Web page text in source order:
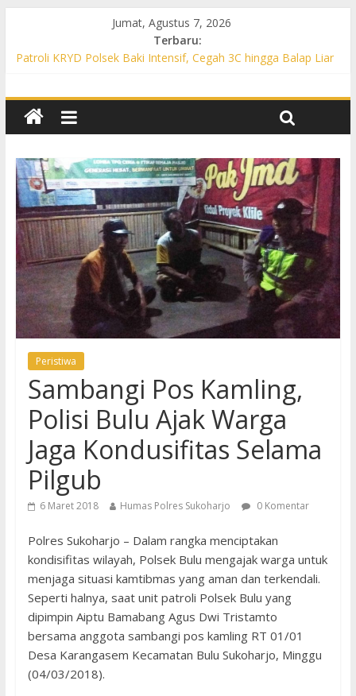
Jumat, Agustus 7, 2026
Terbaru:
Patroli KRYD Polsek Baki Intensif, Cegah 3C hingga Balap Liar
Permukiman, Warga Diajak Aktif Jaga Kamtibmas
Patroli Cegah Karhutla, Polsek Weru Sisir Lahan Kering dan
Patroli Blue Light KRYD Polsek Bendosari Sasar Objek Vital,
Polisi Ajak Warga Waspada dan Cegah Karhutla
Patroli Blue Light KRYD Polsek Kartasura Sasar Titik Rawan,
Cegah Kejahatan 3C
Peristiwa
Sambangi Pos Kamling,
Polisi Bulu Ajak Warga
Jaga Kondusifitas Selama
Pilgub
6 Maret 2018 Humas Polres Sukoharjo 0 Komentar
Polres Sukoharjo – Dalam rangka menciptakan
kondisifitas wilayah, Polsek Bulu mengajak warga untuk
menjaga situasi kamtibmas yang aman dan terkendali.
Seperti halnya, saat unit patroli Polsek Bulu yang
dipimpin Aiptu Bamabang Agus Dwi Tristamto
bersama anggota sambangi pos kamling RT 01/01
Desa Karangasem Kecamatan Bulu Sukoharjo, Minggu
(04/03/2018).